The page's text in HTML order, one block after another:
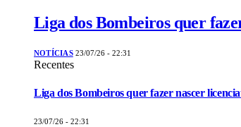
Liga dos Bombeiros quer
NOTÍCIAS 23/07/26 - 22:31
Recentes
Liga dos Bombeiros quer fazer nascer
23/07/26 - 22:31